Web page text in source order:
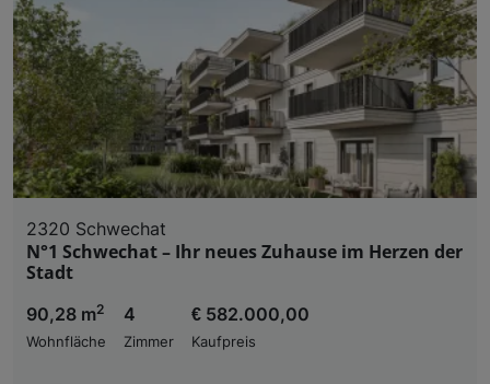
2320 Schwechat
N°1 Schwechat – Ihr neues Zuhause im Herzen der
Stadt
90,28 m2
Wohnfläche
4
Zimmer
€ 582.000,00
Kaufpreis